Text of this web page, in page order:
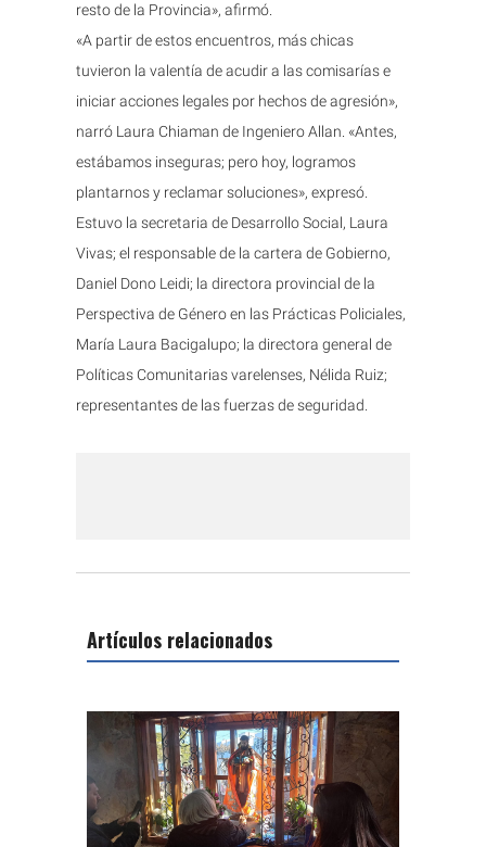
resto de la Provincia», afirmó.
«A partir de estos encuentros, más chicas
tuvieron la valentía de acudir a las comisarías e
iniciar acciones legales por hechos de agresión»,
narró Laura Chiaman de Ingeniero Allan. «Antes,
estábamos inseguras; pero hoy, logramos
plantarnos y reclamar soluciones», expresó.
Estuvo la secretaria de Desarrollo Social, Laura
Vivas; el responsable de la cartera de Gobierno,
Daniel Dono Leidi; la directora provincial de la
Perspectiva de Género en las Prácticas Policiales,
María Laura Bacigalupo; la directora general de
Políticas Comunitarias varelenses, Nélida Ruiz;
representantes de las fuerzas de seguridad.
Artículos relacionados